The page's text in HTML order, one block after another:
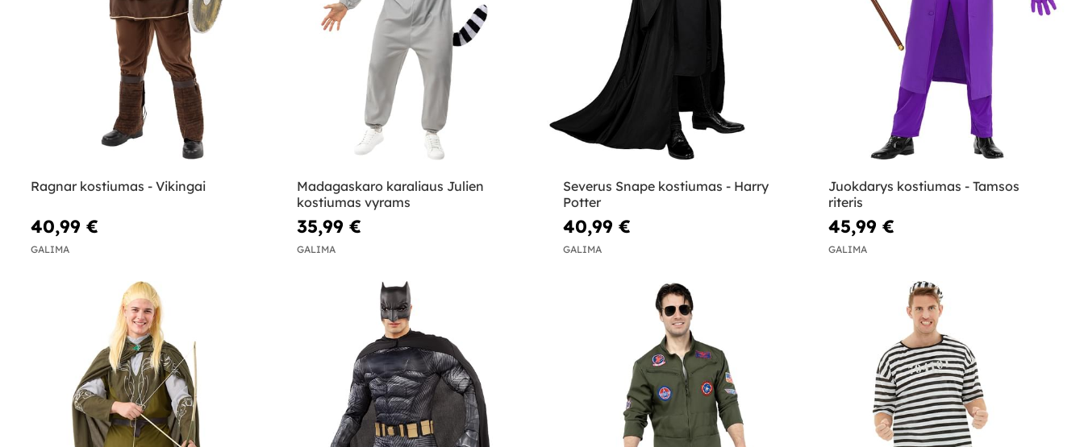
Ragnar kostiumas - Vikingai
40,99 €
GALIMA
Madagaskaro karaliaus Julien
kostiumas vyrams
35,99 €
GALIMA
Severus Snape kostiumas - Harry
Potter
40,99 €
GALIMA
Juokdarys kostiumas - Tamsos
riteris
45,99 €
GALIMA